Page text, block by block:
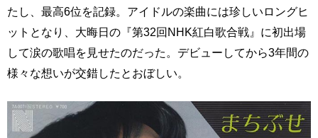
たし、最高6位を記録。アイドルの楽曲には珍しいロングヒ
ットとなり、大晦日の『第32回NHK紅白歌合戦』に初出場
して涙の歌唱を見せたのだった。デビューしてから3年間の
様々な想いが交錯したとおぼしい。